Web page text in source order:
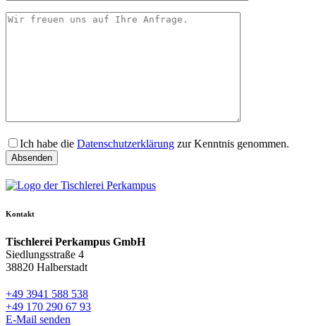
Ich habe die Datenschutzerklärung zur Kenntnis genommen.
Kontakt
Tischlerei Perkampus GmbH
Siedlungsstraße 4
38820 Halberstadt
+49 3941 588 538
+49 170 290 67 93
E-Mail senden